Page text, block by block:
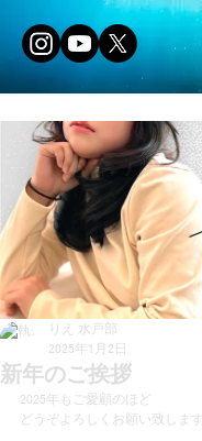
新年のご挨拶
りえ 水戸部
2025年1月2日
2025年もご愛顧のほど
どうぞよろしくお願い致します